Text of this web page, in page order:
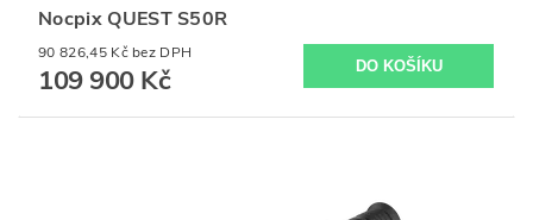
Nocpix QUEST S50R
90 826,45 Kč bez DPH
109 900 Kč